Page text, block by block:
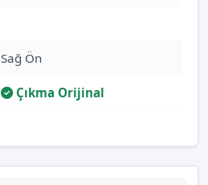
Sağ Ön
Çıkma Orijinal